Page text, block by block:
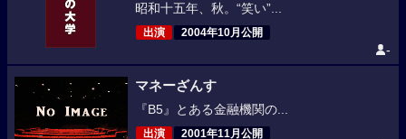
昭和十五年、秋。“笑い”...
出演 2004年10月公開
-
マネーざんす
『B5』とある金融機関の...
出演 2001年11月公開